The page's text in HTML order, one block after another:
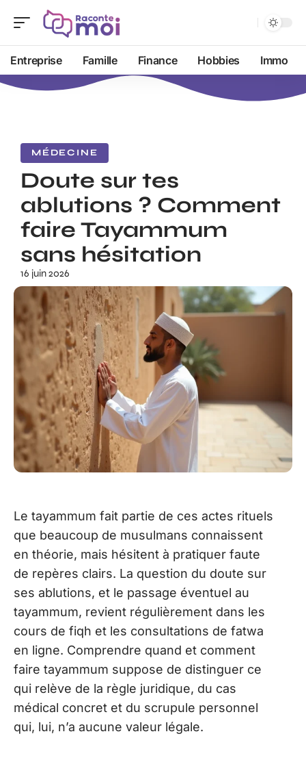
Entreprise Famille Finance Hobbies Immo
MÉDECINE
Doute sur tes
ablutions ? Comment
faire Tayammum
sans hésitation
16 juin 2026
Le tayammum fait partie de ces actes rituels
que beaucoup de musulmans connaissent
en théorie, mais hésitent à pratiquer faute
de repères clairs. La question du doute sur
ses ablutions, et le passage éventuel au
tayammum, revient régulièrement dans les
cours de fiqh et les consultations de fatwa
en ligne. Comprendre quand et comment
faire tayammum suppose de distinguer ce
qui relève de la règle juridique, du cas
médical concret et du scrupule personnel
qui, lui, n’a aucune valeur légale.